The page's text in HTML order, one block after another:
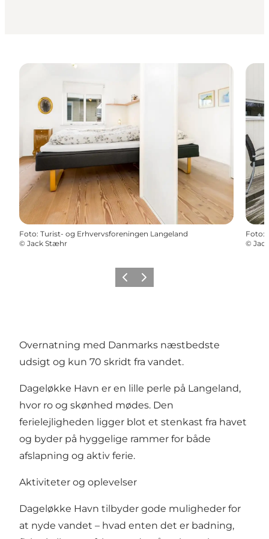
Foto: Turist- og Erhvervsforeningen Langeland
© Jack Stæhr
Foto:
©
ForrigeNæste
Overnatning med Danmarks næstbedste
udsigt og kun 70 skridt fra vandet.
Dageløkke Havn er en lille perle på Langeland,
hvor ro og skønhed mødes. Den
ferielejligheden ligger blot et stenkast fra havet
og byder på hyggelige rammer for både
afslapning og aktiv ferie.
Aktiviteter og oplevelser
Dageløkke Havn tilbyder gode muligheder for
at nyde vandet – hvad enten det er badning,